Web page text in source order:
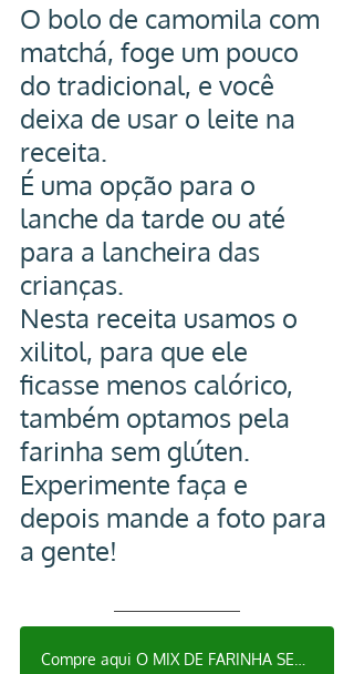
O bolo de camomila com
matchá, foge um pouco
do tradicional, e você
deixa de usar o leite na
receita.
É uma opção para o
lanche da tarde ou até
para a lancheira das
crianças.
Nesta receita usamos o
xilitol, para que ele
ficasse menos calórico,
também optamos pela
farinha sem glúten.
Experimente faça e
depois mande a foto para
a gente!